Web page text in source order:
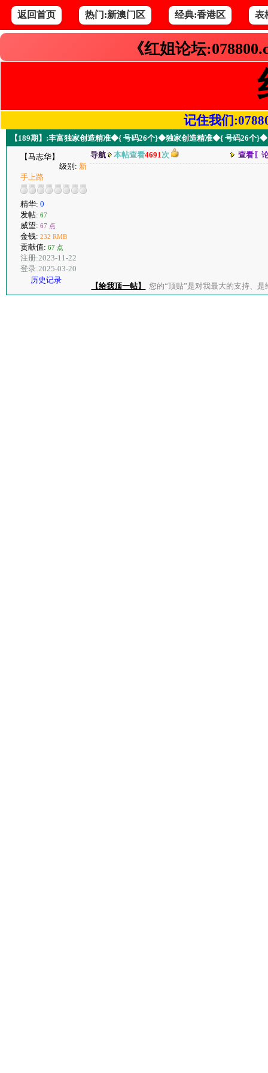
返回首页 热门:新澳门区 经典:香港区 表
《红姐论坛
记住我们
【189期】:丰富独家创造精准◆{ 号码26个}◆独家创造精准◆{ 号码26个
【马志华】
级别: 新
手上路
精华: 0
发帖: 67
威望: 67 点
金钱: 232 RMB
贡献值: 67 点
注册:2023-11-22
登录:2025-03-20
历史记录
导航 本帖查看4691次 查看〖
【给我顶一帖】 您的“顶贴”是对我最大的支持、